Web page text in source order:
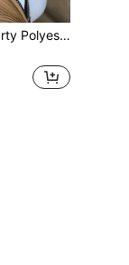
1 Stück lässiges Boho Party Polyester Patchwork Jacquard Stirnband mit Perlen, Pailletten Spitze Stickerei, elegante dekorative atmungsaktive Netzkappe für Frauen, geeignet für alle Jahreszeiten, Haar, Schlaf, Strand, Reise